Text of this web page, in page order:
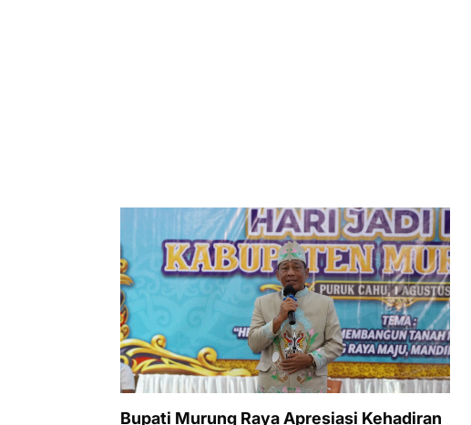
Bupati Murung Raya Apresiasi Kehadiran